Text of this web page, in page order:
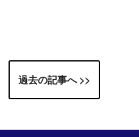
過去の記事へ >>